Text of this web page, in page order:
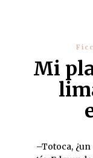
Mi
–Totoca,